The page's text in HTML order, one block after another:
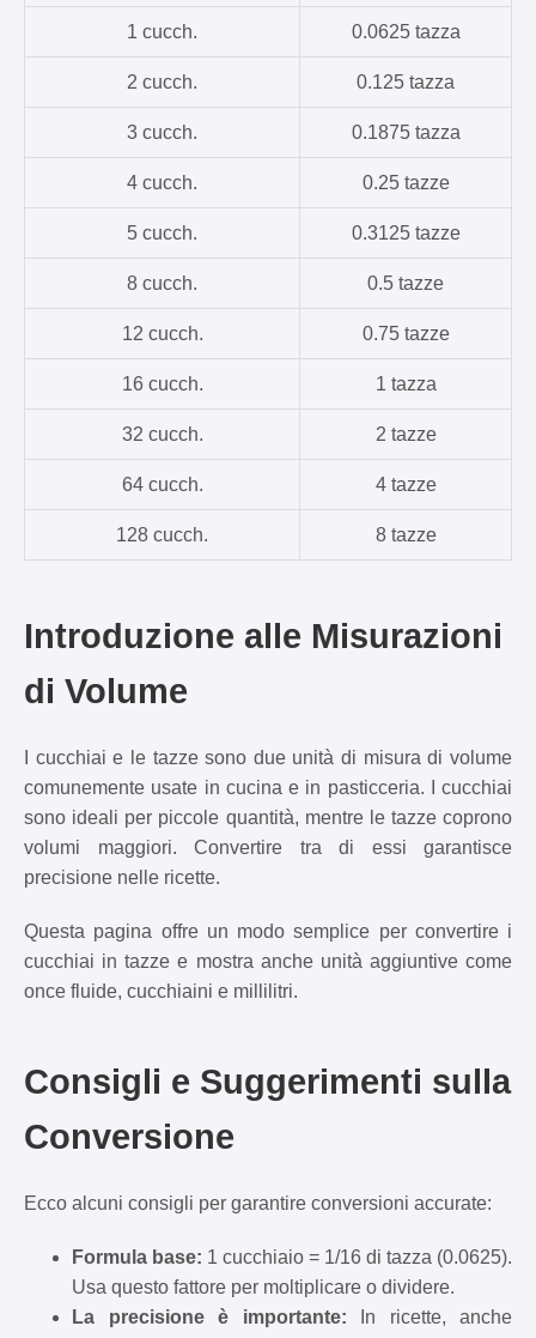
1 cucch. 0.0625 tazza
2 cucch. 0.125 tazza
3 cucch. 0.1875 tazza
4 cucch. 0.25 tazze
5 cucch. 0.3125 tazze
8 cucch. 0.5 tazze
12 cucch. 0.75 tazze
16 cucch. 1 tazza
32 cucch. 2 tazze
64 cucch. 4 tazze
128 cucch. 8 tazze
Introduzione alle Misurazioni
di Volume
I cucchiai e le tazze sono due unità di misura di volume
comunemente usate in cucina e in pasticceria. I cucchiai
sono ideali per piccole quantità, mentre le tazze coprono
volumi maggiori. Convertire tra di essi garantisce
precisione nelle ricette.
Questa pagina offre un modo semplice per convertire i
cucchiai in tazze e mostra anche unità aggiuntive come
once fluide, cucchiaini e millilitri.
Consigli e Suggerimenti sulla
Conversione
Ecco alcuni consigli per garantire conversioni accurate:
Formula base: 1 cucchiaio = 1/16 di tazza (0.0625).
Usa questo fattore per moltiplicare o dividere.
La precisione è importante: In ricette, anche